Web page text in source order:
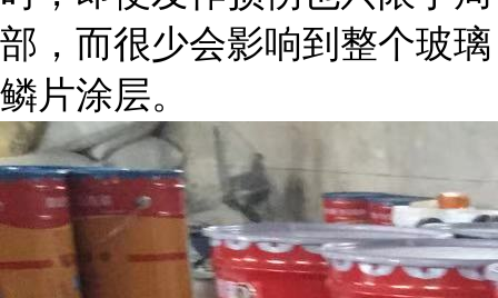
部，而很少会影响到整个玻璃
鳞片涂层。